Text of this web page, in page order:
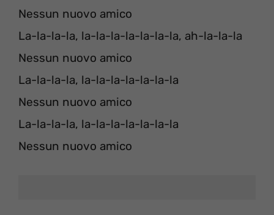
Nessun nuovo amico
La-la-la-la, la-la-la-la-la-la-la, ah-la-la-la
Nessun nuovo amico
La-la-la-la, la-la-la-la-la-la-la
Nessun nuovo amico
La-la-la-la, la-la-la-la-la-la-la
Nessun nuovo amico